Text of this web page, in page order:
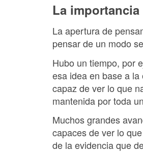
La
La apertura de
pensar de un modo
Hubo un tiempo, por
esa idea en base a
capaz de ver lo que
mantenida por toda
Muchos grandes
capaces de ver lo
de la evidencia que